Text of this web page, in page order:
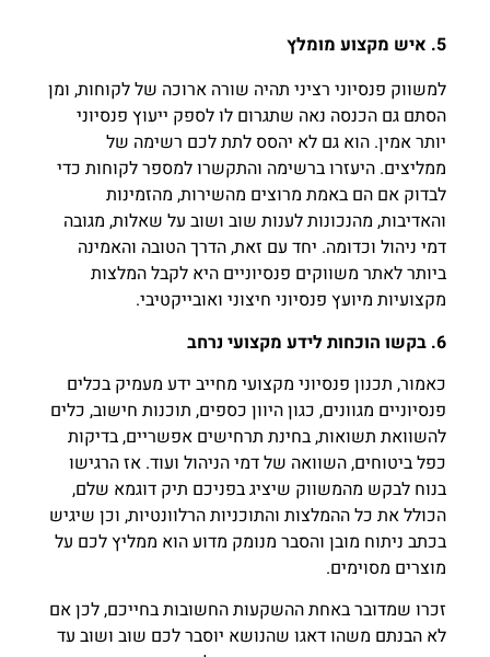
5. איש מקצוע מומלץ
למשווק פנסיוני רציני תהיה שורה ארוכה של לקוחות, ומן
הסתם גם הכנסה נאה שתגרום לו לספק ייעוץ פנסיוני
יותר אמין. הוא גם לא יהסס לתת לכם רשימה של
ממליצים. היעזרו ברשימה והתקשרו למספר לקוחות כדי
לבדוק אם הם באמת מרוצים מהשירות, מהזמינות
והאדיבות, מהנכונות לענות שוב ושוב על שאלות, מגובה
דמי ניהול וכדומה. יחד עם זאת, הדרך הטובה והאמינה
ביותר לאתר משווקים פנסיוניים היא לקבל המלצות
מקצועיות מיועץ פנסיוני חיצוני ואובייקטיבי.
6. בקשו הוכחות לידע מקצועי נרחב
כאמור, תכנון פנסיוני מקצועי מחייב ידע מעמיק בכלים
פנסיוניים מגוונים, כגון היוון כספים, תוכנות חישוב, כלים
להשוואת תשואות, בחינת תרחישים אפשריים, בדיקות
כפל ביטוחים, השוואה של דמי הניהול ועוד. אז הרגישו
בנוח לבקש מהמשווק שיציג בפניכם תיק דוגמא שלם,
הכולל את כל ההמלצות והתוכניות הרלוונטיות, וכן שיגיש
בכתב ניתוח מובן והסבר מנומק מדוע הוא ממליץ לכם על
מוצרים מסוימים.
זכרו שמדובר באחת ההשקעות החשובות בחייכם, לכן אם
לא הבנתם משהו דאגו שהנושא יוסבר לכם שוב ושוב עד